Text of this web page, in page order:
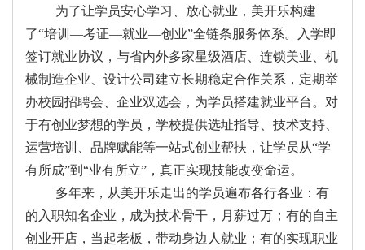
为了让学员安心学习、放心就业，美开乐构建
了“培训—考证—就业—创业”全链条服务体系。入学即
签订就业协议，与省内外多家星级酒店、连锁美业、机
械制造企业、设计公司建立长期稳定合作关系，定期举
办校园招聘会、企业双选会，为学员搭建就业平台。对
于有创业梦想的学员，学校提供选址指导、技术支持、
运营培训、品牌赋能等一站式创业帮扶，让学员从“学
有所成”到“业有所立”，真正实现技能改变命运。
多年来，从美开乐走出的学员遍布各行各业：有
的入职知名企业，成为技术骨干，月薪过万；有的自主
创业开店，当起老板，带动身边人就业；有的实现职业